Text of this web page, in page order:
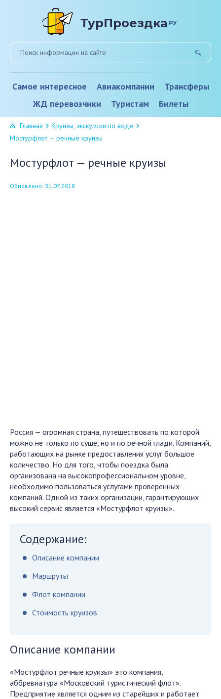
ТурПроездка ру
Самое интересное Авиакомпании
Трансферы
ЖД перевозчики
Туристам Билеты
Главная
Круизы, экскурсии по воде
Мостурфлот — речные круизы
Мостурфлот — речные круизы
Обновлено: 31.07.2018
Россия — огромная страна, путешествовать по которой
можно не только по суше, но и по речной глади. Компаний,
работающих на рынке предоставления услуг большое
количество. Но для того, чтобы поездка была
организована на высокопрофессиональном уровне,
необходимо пользоваться услугами проверенных
компаний. Одной из таких организации, гарантирующих
высокий сервис является «Мостурфлот круизы».
Содержание:
Описание компании
Маршруты
Флот компании
Стоимость круизов
Описание компании
«Мостурфлот речные круизы» это компания,
аббревиатура «Московский туристический флот».
Предприятие является одним из старейших и работает